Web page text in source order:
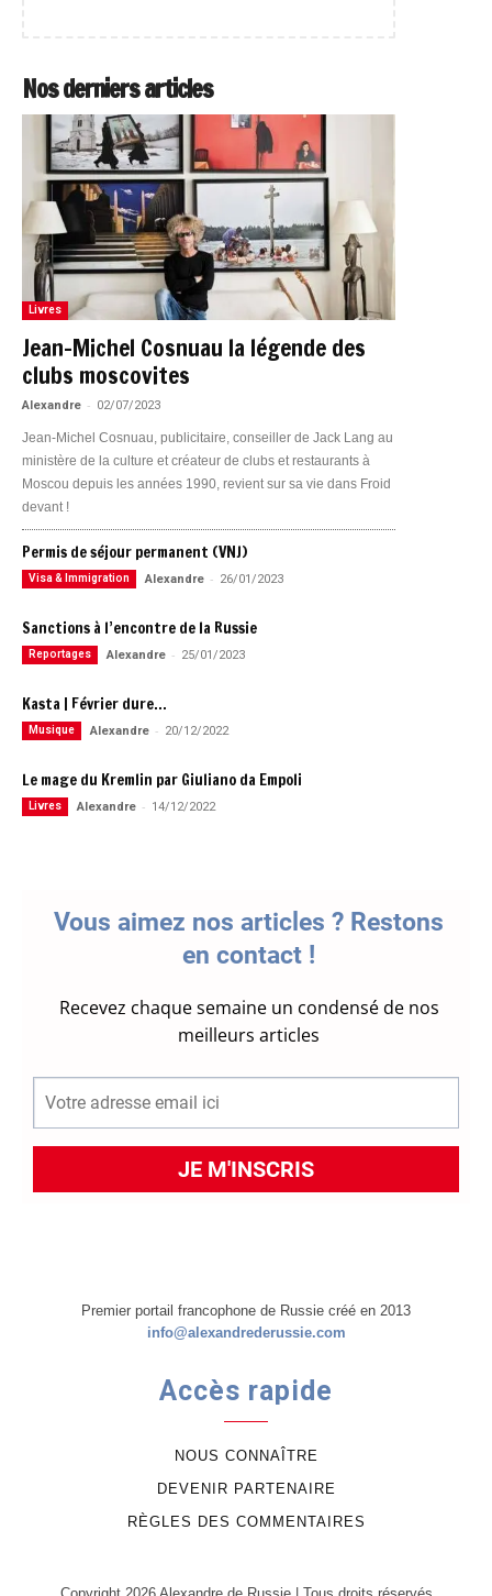
Nos derniers articles
Livres
Jean-Michel Cosnuau la légende des
clubs moscovites
Alexandre - 02/07/2023
Jean-Michel Cosnuau, publicitaire, conseiller de Jack Lang au
ministère de la culture et créateur de clubs et restaurants à
Moscou depuis les années 1990, revient sur sa vie dans Froid
devant !
Permis de séjour permanent (VNJ)
Visa & Immigration Alexandre - 26/01/2023
Sanctions à l’encontre de la Russie
Reportages Alexandre - 25/01/2023
Kasta | Février dure…
Musique Alexandre - 20/12/2022
Le mage du Kremlin par Giuliano da Empoli
Livres Alexandre - 14/12/2022
Premier portail francophone de Russie créé en 2013
info@alexandrederussie.com
Accès rapide
NOUS CONNAÎTRE
DEVENIR PARTENAIRE
RÈGLES DES COMMENTAIRES